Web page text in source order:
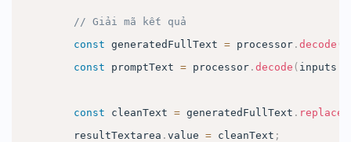
// Giải mã kết quả
const generatedFullText = processor. decode (
const promptText = processor. decode ( inputs
const cleanText = generatedFullText . replace
        resultTextarea
. value = cleanText ;